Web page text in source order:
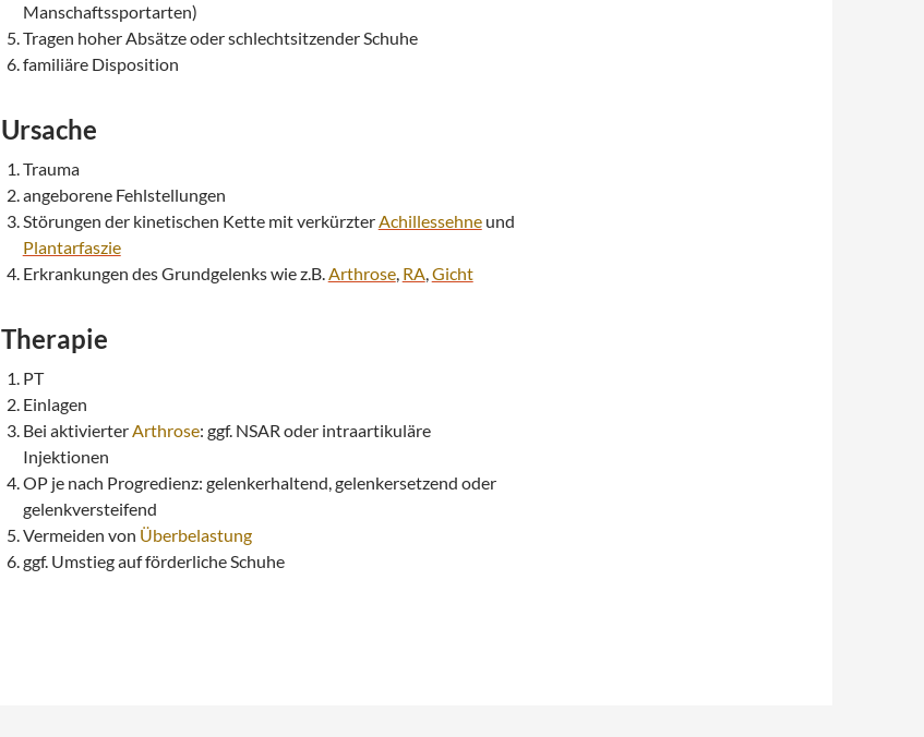
Manschaftssportarten)
Tragen hoher Absätze oder schlechtsitzender Schuhe
familiäre Disposition
Ursache
Trauma
angeborene Fehlstellungen
Störungen der kinetischen Kette mit verkürzterAchillessehneund
Plantarfaszie
Erkrankungen des Grundgelenks wie z.B.Arthrose, RA,Gicht
Therapie
PT
Einlagen
Bei aktivierterArthrose: ggf. NSAR oder intraartikuläre
Injektionen
OP je nach Progredienz: gelenkerhaltend, gelenkersetzend oder
gelenkversteifend
Vermeiden von Überbelastung
ggf. Umstieg auf förderliche Schuhe